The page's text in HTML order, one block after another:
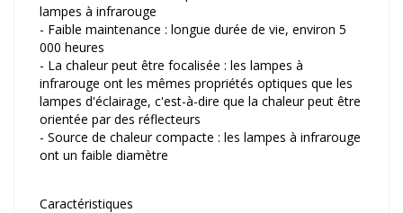
lampes à infrarouge
- Faible maintenance : longue durée de vie, environ 5
000 heures
- La chaleur peut être focalisée : les lampes à
infrarouge ont les mêmes propriétés optiques que les
lampes d'éclairage, c'est-à-dire que la chaleur peut être
orientée par des réflecteurs
- Source de chaleur compacte : les lampes à infrarouge
ont un faible diamètre
Caractéristiques